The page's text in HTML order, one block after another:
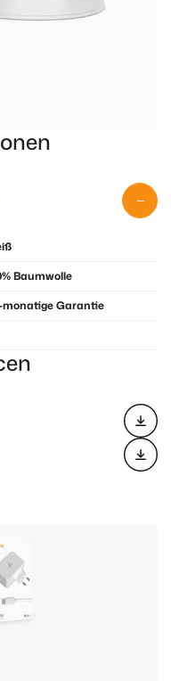
Baumwolle
monatige Garantie